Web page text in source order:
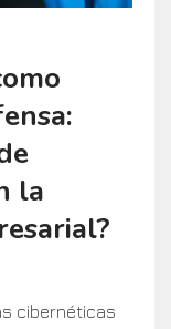
la
cibernéticas